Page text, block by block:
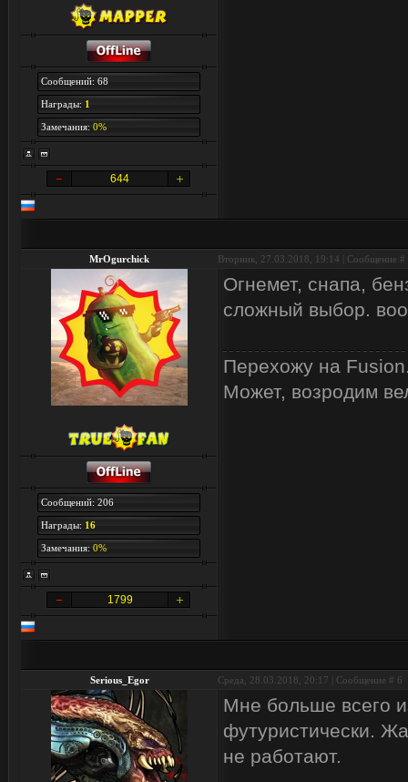
Сообщений: 68
Награды: 1
Замечания: 0%
644
MrOgurchick Вторник, 27.03.2018, 19:14 | Сообщение #
Сообщений: 206
Награды: 16
Замечания: 0%
1799
Огнемет, снапа,
сложный выбор.
Перехожу на
Может, возродим
Serious_Egor Среда, 28.03.2018, 20:17 | Сообщение # 6
Мне больше всего
футуристически.
не работают.